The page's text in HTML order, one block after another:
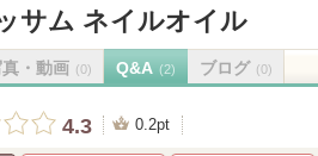
サム ネイルオイル
・動画 (0) Q&A (2) ブログ (0)
4.3 0.2pt